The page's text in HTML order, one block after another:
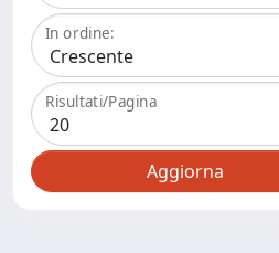
In ordine:
Risultati/Pagina